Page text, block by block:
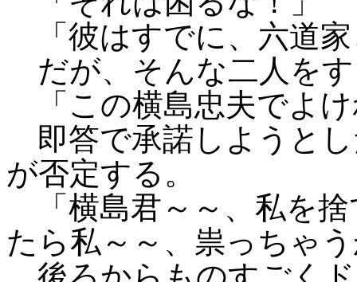
「彼はすでに、六道
だが、そんな二人を
「この横島忠夫でよ
即答で承諾しようと
が否定する。
「横島君～～、私を
たら私～～、祟っちゃ